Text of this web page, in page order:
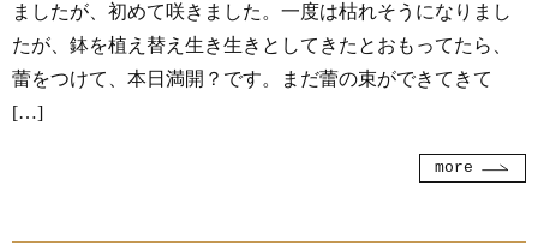
ましたが、初めて咲きました。一度は枯れそうになりまし
たが、鉢を植え替え生き生きとしてきたとおもってたら、
蕾をつけて、本日満開？です。まだ蕾の束ができてきて
[…]
more